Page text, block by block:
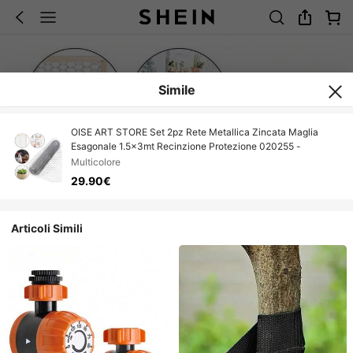
Simile
OISE ART STORE Set 2pz Rete Metallica Zincata Maglia
Esagonale 1.5x3mt Recinzione Protezione 020255 -
Multicolore
29.90€
Articoli Simili